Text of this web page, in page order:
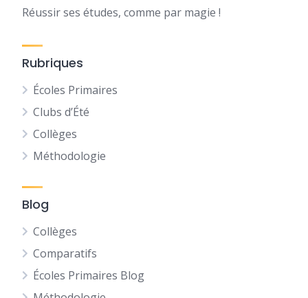
Réussir ses études, comme par magie !
Rubriques
Écoles Primaires
Clubs d’Été
Collèges
Méthodologie
Blog
Collèges
Comparatifs
Écoles Primaires Blog